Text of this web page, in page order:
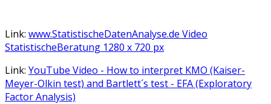
Link: www.StatistischeDatenAnalyse.de Video
StatistischeBeratung 1280 x 720 px
Link: YouTube Video - How to interpret KMO (Kaiser-
Meyer-Olkin test) and Bartlett´s test - EFA (Exploratory
Factor Analysis)